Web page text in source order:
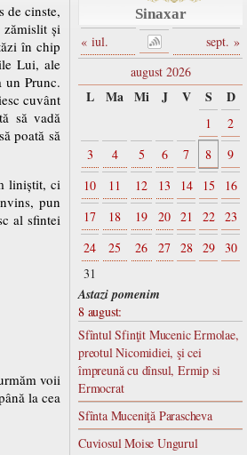
Sinaxar
« iul.
sept. »
august 2026
L Ma Mi J V S D
1
2
3
4 5 6 7 8
9
10
11 12 13 14 15
16
17
18 19 20 21 22
23
24
25 26 27 28 29
30
31
Astazi pomenim
8 august:
Sfîntul Sfinţit Mucenic Ermolae,
preotul Nicomidiei, şi cei
împreună cu dînsul, Ermip si
Ermocrat
Sfînta Muceniţă Parascheva
Cuviosul Moise Ungurul
de cinste,
și
în chip
Lui, ale
un Prunc.
cuvânt
să vadă
poată să
liniștit, ci
pun
al sfintei
voii
la cea